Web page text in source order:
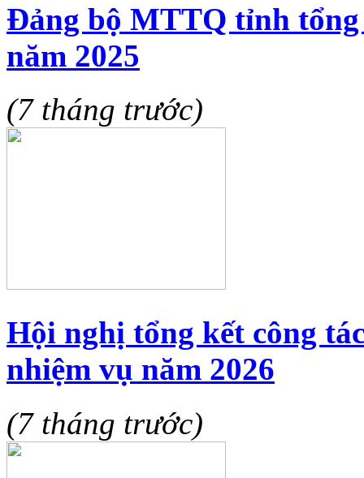
Đảng bộ MTTQ tỉnh
năm 2025
(7 tháng trước)
Hội nghị tổng kết công
nhiệm vụ năm 2026
(7 tháng trước)